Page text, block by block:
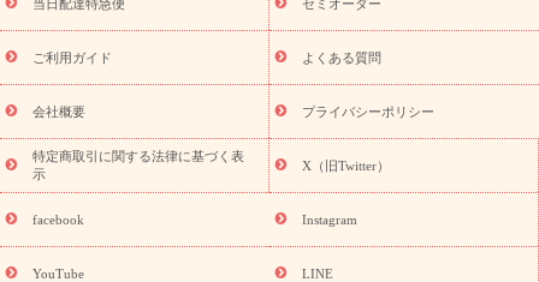
トギフト
お盆・お供え プリザーブドフラワー
ト・プレゼント特集
夏の花贈り・お中元・暑中見舞い 花のギフト
特集
敬老の日におくる花ギフト・プレゼント特集
おくる花ギフト・プレゼント特集
敬老の日 花のおすすめランキ
ング
敬老の日 花鉢植えのギフト・プレゼント特集
とセットギフト・プレゼント特集
敬老の日の花 全てのギフト一
覧
キャンペーン
映画『ウォーターガーディアンズ』コラボキャ
ンペーン
「きょう誕生日なんです」キャンペーン
誕生日の花
を探す
誕生日フラワーギフト特集
誕生日フラワーギフト商品一覧
バラ ユリ
トルコキキョウ
8月の誕生花(トルコキキョウ)
9月の誕生花(リンドウ)
当日配達特急便 セミオーダー
ご利用ガイド よくある質問
会社概要 プライバシーポリシー
特定商取引に関する法律に基づく表
示
X（旧Twitter）
facebook Instagram
YouTube LINE